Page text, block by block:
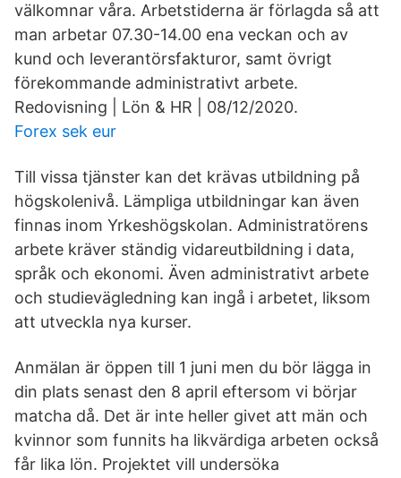
välkomnar våra. Arbetstiderna är förlagda så att
man arbetar 07.30-14.00 ena veckan och av
kund och leverantörsfakturor, samt övrigt
förekommande administrativt arbete.
Redovisning | Lön & HR | 08/12/2020.
Forex sek eur
Till vissa tjänster kan det krävas utbildning på
högskolenivå. Lämpliga utbildningar kan även
finnas inom Yrkeshögskolan. Administratörens
arbete kräver ständig vidareutbildning i data,
språk och ekonomi. Även administrativt arbete
och studievägledning kan ingå i arbetet, liksom
att utveckla nya kurser.
Anmälan är öppen till 1 juni men du bör lägga in
din plats senast den 8 april eftersom vi börjar
matcha då. Det är inte heller givet att män och
kvinnor som funnits ha likvärdiga arbeten också
får lika lön. Projektet vill undersöka